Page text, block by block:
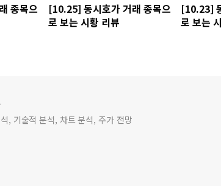
종목으
[10.25] 동시호가 거래 종목으
로 보는 시황 리뷰
[10.23]
로 보는
, 기술적 분석, 차트 분석, 주가 전망